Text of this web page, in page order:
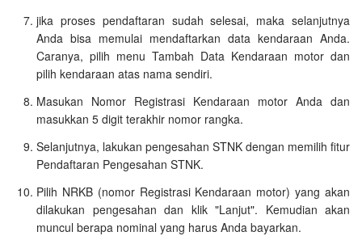
jika proses pendaftaran sudah selesai, maka selanjutnya
Anda bisa memulai mendaftarkan data kendaraan Anda.
Caranya, pilih menu Tambah Data Kendaraan motor dan
pilih kendaraan atas nama sendiri.
Masukan Nomor Registrasi Kendaraan motor Anda dan
masukkan 5 digit terakhir nomor rangka.
Selanjutnya, lakukan pengesahan STNK dengan memilih fitur
Pendaftaran Pengesahan STNK.
Pilih NRKB (nomor Registrasi Kendaraan motor) yang akan
dilakukan pengesahan dan klik "Lanjut". Kemudian akan
muncul berapa nominal yang harus Anda bayarkan.